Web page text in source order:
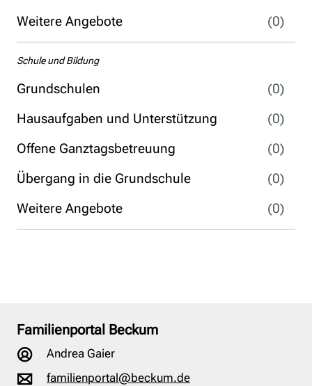
Weitere Angebote
(0)
Schule und Bildung
Grundschulen
(0)
Hausaufgaben und Unterstützung
(0)
Offene Ganztagsbetreuung
(0)
Übergang in die Grundschule
(0)
Weitere Angebote
(0)
Familienportal Beckum
Andrea Gaier
familienportal@beckum.de